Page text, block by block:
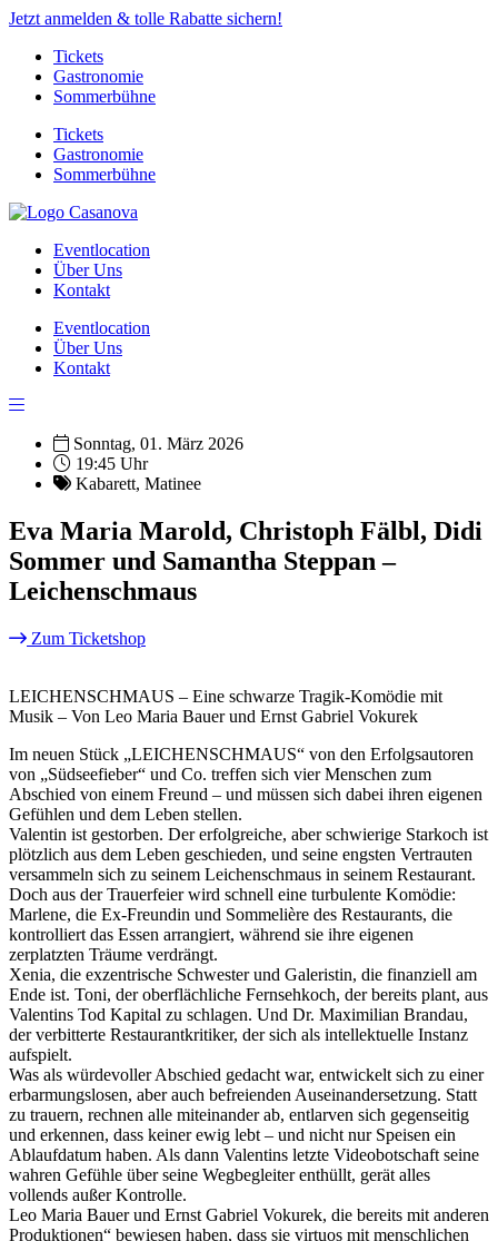
Jetzt anmelden & tolle Rabatte sichern!
Tickets
Gastronomie
Sommerbühne
Tickets
Gastronomie
Sommerbühne
Eventlocation
Über Uns
Kontakt
Eventlocation
Über Uns
Kontakt
Sonntag, 01. März 2026
19:45 Uhr
Kabarett, Matinee
Eva Maria Marold, Christoph Fälbl, Didi
Sommer und Samantha Steppan –
Leichenschmaus
Zum Ticketshop
LEICHENSCHMAUS – Eine schwarze Tragik-Komödie mit
Musik – Von Leo Maria Bauer und Ernst Gabriel Vokurek
Im neuen Stück „LEICHENSCHMAUS“ von den Erfolgsautoren
von „Südseefieber“ und Co. treffen sich vier Menschen zum
Abschied von einem Freund – und müssen sich dabei ihren eigenen
Gefühlen und dem Leben stellen.
Valentin ist gestorben. Der erfolgreiche, aber schwierige Starkoch ist
plötzlich aus dem Leben geschieden, und seine engsten Vertrauten
versammeln sich zu seinem Leichenschmaus in seinem Restaurant.
Doch aus der Trauerfeier wird schnell eine turbulente Komödie:
Marlene, die Ex-Freundin und Sommelière des Restaurants, die
kontrolliert das Essen arrangiert, während sie ihre eigenen
zerplatzten Träume verdrängt.
Xenia, die exzentrische Schwester und Galeristin, die finanziell am
Ende ist. Toni, der oberflächliche Fernsehkoch, der bereits plant, aus
Valentins Tod Kapital zu schlagen. Und Dr. Maximilian Brandau,
der verbitterte Restaurantkritiker, der sich als intellektuelle Instanz
aufspielt.
Was als würdevoller Abschied gedacht war, entwickelt sich zu einer
erbarmungslosen, aber auch befreienden Auseinandersetzung. Statt
zu trauern, rechnen alle miteinander ab, entlarven sich gegenseitig
und erkennen, dass keiner ewig lebt – und nicht nur Speisen ein
Ablaufdatum haben. Als dann Valentins letzte Videobotschaft seine
wahren Gefühle über seine Wegbegleiter enthüllt, gerät alles
vollends außer Kontrolle.
Leo Maria Bauer und Ernst Gabriel Vokurek, die bereits mit anderen
Produktionen“ bewiesen haben, dass sie virtuos mit menschlichen